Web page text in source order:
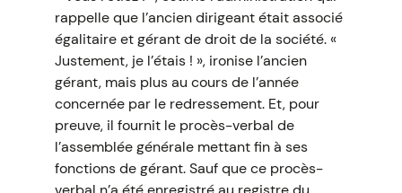
rappelle que l’ancien dirigeant était associé
égalitaire et gérant de droit de la société. «
Justement, je l’étais ! », ironise l’ancien
gérant, mais plus au cours de l’année
concernée par le redressement. Et, pour
preuve, il fournit le procès-verbal de
l’assemblée générale mettant fin à ses
fonctions de gérant. Sauf que ce procès-